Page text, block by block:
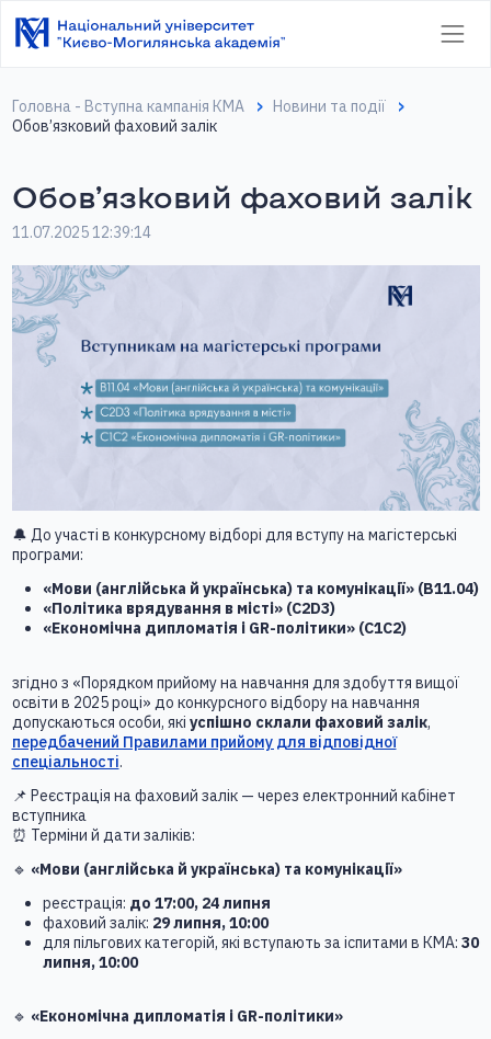
Головна - Вступна кампанія КМА
Новини та події
Обов’язковий фаховий залік
Обов’язковий фаховий залік
11.07.2025 12:39:14
🔔 До участі в конкурсному відборі для вступу на магістерські
програми:
«Мови (англійська й українська) та комунікації» (B11.04)
«Політика врядування в місті» (C2D3)
«Економічна дипломатія і GR-політики» (C1C2)
згідно з «Порядком прийому на навчання для здобуття вищої
освіти в 2025 році» до конкурсного відбору на навчання
допускаються особи, які успішно склали фаховий залік,
передбачений Правилами прийому для відповідної
спеціальності.
📌 Реєстрація на фаховий залік — через електронний кабінет
вступника
⏰ Терміни й дати заліків:
🔹 «Мови (англійська й українська) та комунікації»
реєстрація: до 17:00, 24 липня
фаховий залік: 29 липня, 10:00
для пільгових категорій, які вступають за іспитами в КМА: 30
липня, 10:00
🔹 «Економічна дипломатія і GR-політики»